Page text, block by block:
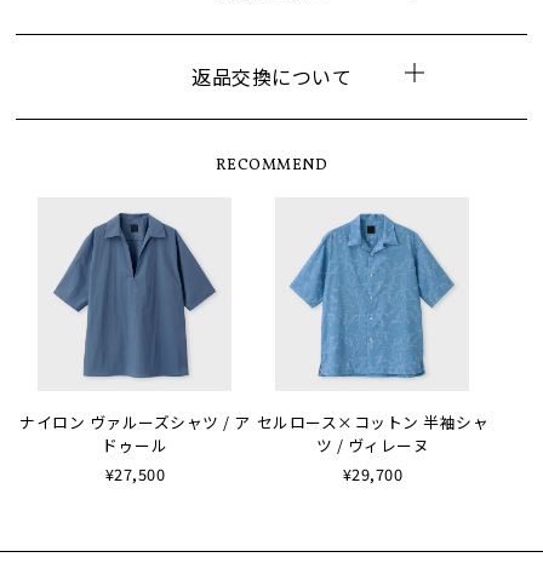
返品交換について
RECOMMEND
ナイロン ヴァルーズシャツ / ア
ドゥール
¥27,500
セルロース×コットン 半袖シャ
ツ / ヴィレーヌ
¥29,700